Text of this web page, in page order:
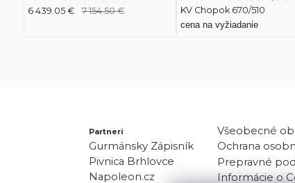
6 439.05 € 7 154.50 €
KV Chopok 670/510
cena na vyžiadanie
Partneri
Gurmánsky Zápisník
Pivnica Brhlovce
Napoleon.cz
Všeobecné
Ochrana
Prepravné
Informácie o